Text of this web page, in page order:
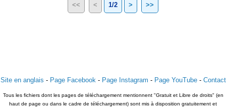
<< < 1/2 > >>
Site en anglais - Page Facebook- Page Instagram - Page YouTube- Contact
Tous les fichiers dont les pages de téléchargement mentionnent "Gratuit et Libre de droits" (en
haut de page ou dans le cadre de téléchargement) sont mis à disposition gratuitement et